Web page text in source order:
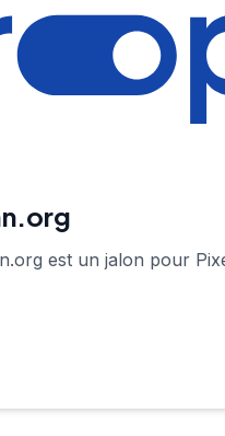
est un jalon pour